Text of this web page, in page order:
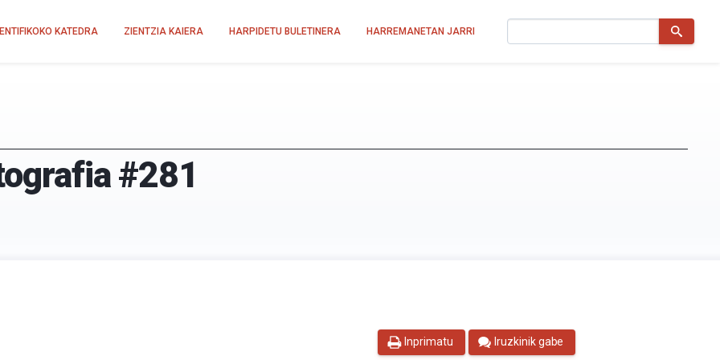
KATEDRA ZIENTZIA KAIERA HARPIDETU BULETINERA HARREMANETAN JARRI
#281
Inprimatu Iruzkinik gabe